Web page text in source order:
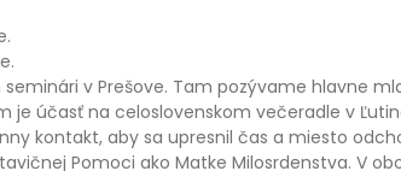
v Prešove. Tam pozývame hlavne
účasť na celoslovenskom večeradle v
kontakt, aby sa upresnil čas a miesto
Pomoci ako Matke Milosrdenstva. V